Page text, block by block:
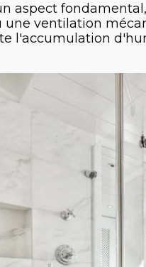
aspect
une ventilation
l'accumulation